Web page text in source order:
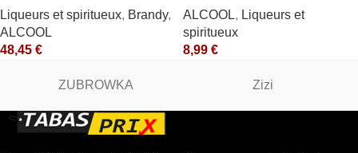
Liqueurs et spiritueux, Brandy,
ALCOOL
48,45 €
ALCOOL, Liqueurs et
spiritueux
8,99 €
ZUBROWKA Zizi